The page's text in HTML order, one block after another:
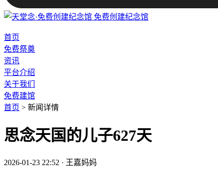
免费创建纪念馆
首页
免费祭奠
资讯
平台介绍
关于我们
免费建馆
首页 > 新闻详情
思念天国的儿子627天
2026-01-23 22:52 · 王嘉妈妈